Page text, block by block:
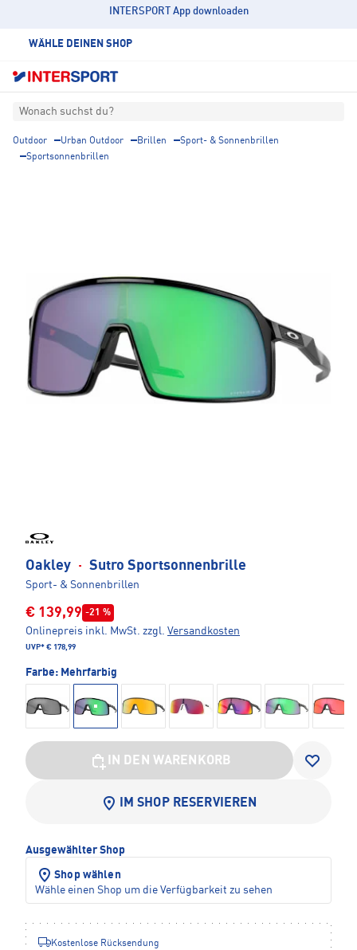
INTERSPORT App downloaden
WÄHLE DEINEN SHOP
Wonach suchst du?
Outdoor Urban Outdoor Brillen
Sport- & Sonnenbrillen
Sportsonnenbrillen
Oakley · Sutro Sportsonnenbrille
Sport- & Sonnenbrillen
€ 139,99 -21 %
Onlinepreis inkl. MwSt. zzgl. Versandkosten
UVP* € 178,99
Farbe: Mehrfarbig
IN DEN WARENKORB
IM SHOP RESERVIEREN
Ausgewählter Shop
Shop wählen
Wähle einen Shop um die Verfügbarkeit zu sehen
Kostenlose Rücksendung